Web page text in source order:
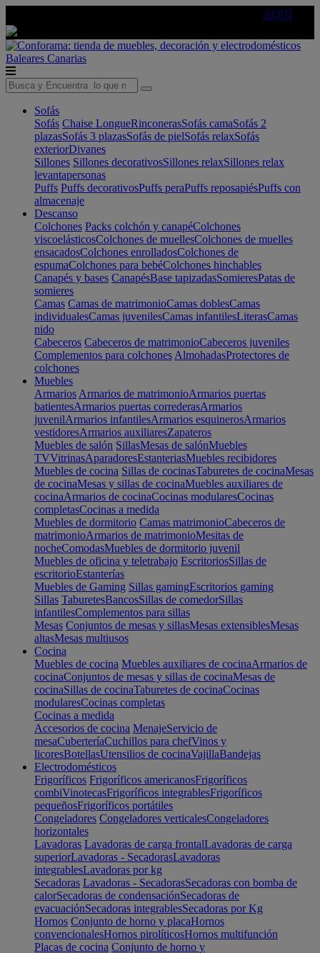
AQUÍ
Baleares Canarias
Sofás
Sofás Chaise LongueRinconerasSofás camaSofás 2
plazasSofás 3 plazasSofás de pielSofás relaxSofás
exteriorDivanes
Sillones Sillones decorativosSillones relaxSillones relax
levantapersonas
Puffs Puffs decorativosPuffs peraPuffs reposapiésPuffs con
almacenaje
Descanso
Colchones Packs colchón y canapéColchones
viscoelásticosColchones de muellesColchones de muelles
ensacadosColchones enrolladosColchones de
espumaColchones para bebéColchones hinchables
Canapés y bases CanapésBase tapizadasSomieresPatas de
somieres
Camas Camas de matrimonioCamas doblesCamas
individualesCamas juvenilesCamas infantilesLiterasCamas
nido
Cabeceros Cabeceros de matrimonioCabeceros juveniles
Complementos para colchones AlmohadasProtectores de
colchones
Muebles
Armarios Armarios de matrimonioArmarios puertas
batientesArmarios puertas correderasArmarios
juvenilArmarios infantilesArmarios esquinerosArmarios
vestidoresArmarios auxiliaresZapateros
Muebles de salón SillasMesas de salónMuebles
TVVitrinasAparadoresEstanteriasMuebles recibidores
Muebles de cocina Sillas de cocinasTaburetes de cocinaMesas
de cocinaMesas y sillas de cocinaMuebles auxiliares de
cocinaArmarios de cocinaCocinas modularesCocinas
completasCocinas a medida
Muebles de dormitorio Camas matrimonioCabeceros de
matrimonioArmarios de matrimonioMesitas de
nocheComodasMuebles de dormitorio juvenil
Muebles de oficina y teletrabajo EscritoriosSillas de
escritorioEstanterías
Muebles de Gaming Sillas gamingEscritorios gaming
Sillas TaburetesBancosSillas de comedorSillas
infantilesComplementos para sillas
Mesas Conjuntos de mesas y sillasMesas extensiblesMesas
altasMesas multiusos
Cocina
Muebles de cocina Muebles auxiliares de cocinaArmarios de
cocinaConjuntos de mesas y sillas de cocinaMesas de
cocinaSillas de cocinaTaburetes de cocinaCocinas
modularesCocinas completas
Cocinas a medida
Accesorios de cocina MenajeServicio de
mesaCuberteríaCuchillos para chefVinos y
licoresBotellasUtensilios de cocinaVajillaBandejas
Electrodomésticos
Frigoríficos Frigoríficos americanosFrigoríficos
combiVinotecasFrigoríficos integrablesFrigoríficos
pequeñosFrigoríficos portátiles
Congeladores Congeladores verticalesCongeladores
horizontales
Lavadoras Lavadoras de carga frontalLavadoras de carga
superiorLavadoras - SecadorasLavadoras
integrablesLavadoras por kg
Secadoras Lavadoras - SecadorasSecadoras con bomba de
calorSecadoras de condensaciónSecadoras de
evacuaciónSecadoras integrablesSecadoras por Kg
Hornos Conjunto de horno y placaHornos
convencionalesHornos pirolíticosHornos multifunción
Placas de cocina Conjunto de horno y